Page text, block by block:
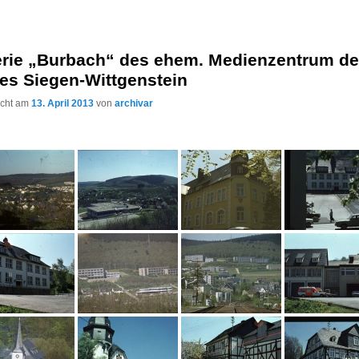
„Burbach“ des ehem. Medienzentrum
Siegen-Wittgenstein
am13. April 2013 vonarchivar